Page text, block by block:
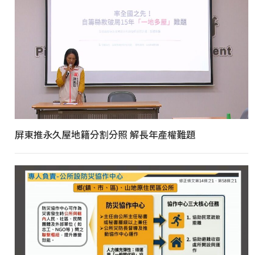
屏東推永久屋地籍分割分照 解長年產權難題